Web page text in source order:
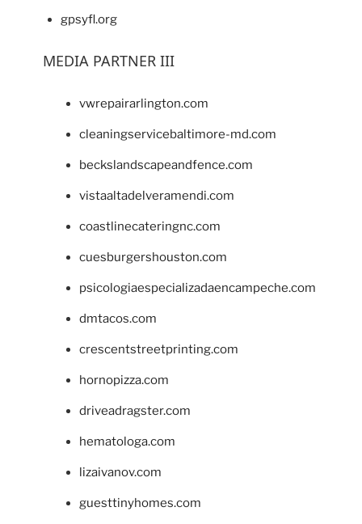
gpsyfl.org
MEDIA PARTNER III
vwrepairarlington.com
cleaningservicebaltimore-md.com
beckslandscapeandfence.com
vistaaltadelveramendi.com
coastlinecateringnc.com
cuesburgershouston.com
psicologiaespecializadaencampeche.com
dmtacos.com
crescentstreetprinting.com
hornopizza.com
driveadragster.com
hematologa.com
lizaivanov.com
guesttinyhomes.com